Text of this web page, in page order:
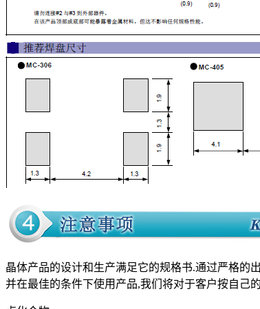
晶体产品的设计和生产满足它的规格书.通过严格的
并在最佳的条件下使用产品,我们将对于客户按自己